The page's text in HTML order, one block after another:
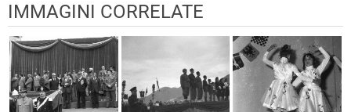
IMMAGINI CORRELATE